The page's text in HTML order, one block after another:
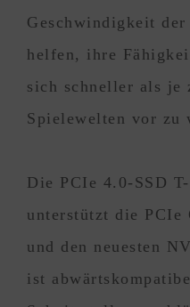
Geschwindigkeit
helfen, ihre
sich schneller als je
Spielewelten vor zu
Die PCIe 4.0-SSD
unterstützt die PCIe
und den neuesten
ist